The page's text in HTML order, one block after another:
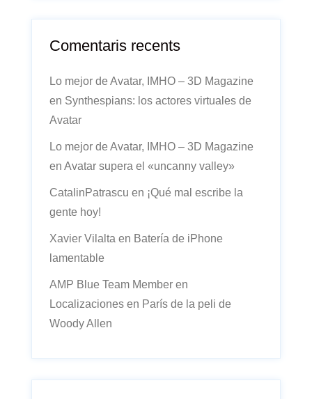
Comentaris recents
Lo mejor de Avatar, IMHO – 3D Magazine
en Synthespians: los actores virtuales de
Avatar
Lo mejor de Avatar, IMHO – 3D Magazine
en Avatar supera el «uncanny valley»
CatalinPatrascu en ¡Qué mal escribe la
gente hoy!
Xavier Vilalta en Batería de iPhone
lamentable
AMP Blue Team Member en
Localizaciones en París de la peli de
Woody Allen